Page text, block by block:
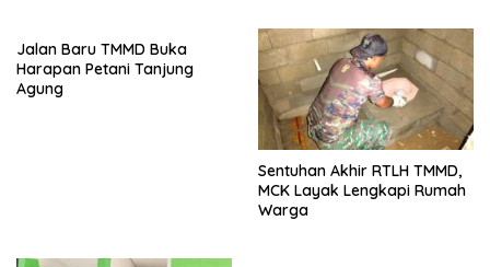
Jalan Baru TMMD Buka
Harapan Petani Tanjung
Agung
Sentuhan Akhir RTLH TMMD,
MCK Layak Lengkapi Rumah
Warga